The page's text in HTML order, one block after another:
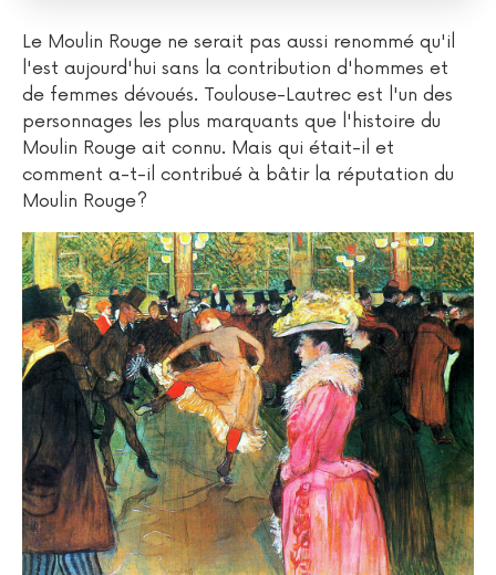
Le Moulin Rouge ne serait pas aussi renommé qu'il
l'est aujourd'hui sans la contribution d'hommes et
de femmes dévoués. Toulouse-Lautrec est l'un des
personnages les plus marquants que l'histoire du
Moulin Rouge ait connu. Mais qui était-il et
comment a-t-il contribué à bâtir la réputation du
Moulin Rouge?